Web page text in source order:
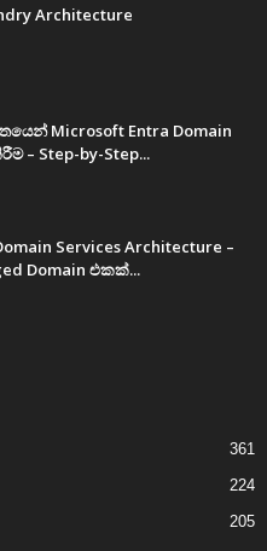
Architecture
Microsoft Entra Domain
– Step-by-Step...
Services Architecture –
Domain එකක්...
361
224
205